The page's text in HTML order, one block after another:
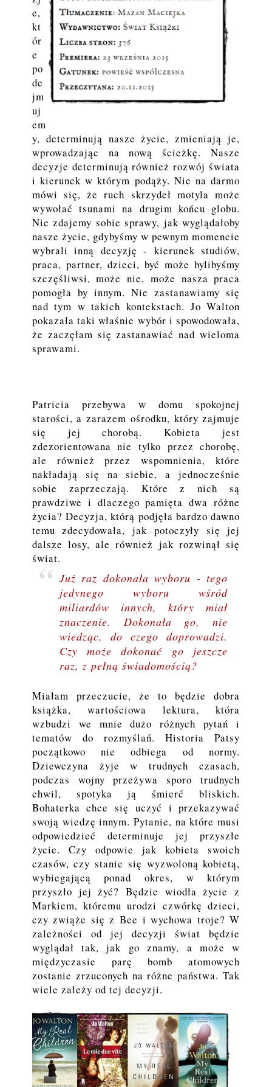
e,
kt
ór
e
po
de
jm
uj
em
y, determinują nasze życie, zmieniają je,
wprowadzając na nową ścieżkę. Nasze
decyzje determinują również rozwój świata
i kierunek w którym podąży. Nie na darmo
mówi się, że ruch skrzydeł motyla może
wywołać tsunami na drugim końcu globu.
Nie zdajemy sobie sprawy, jak wyglądałoby
nasze życie, gdybyśmy w pewnym momencie
wybrali inną decyzję - kierunek studiów,
praca, partner, dzieci, być może bylibyśmy
szczęśliwsi, może nie, może nasza praca
pomogła by innym. Nie zastanawiamy się
nad tym w takich kontekstach. Jo Walton
pokazała taki właśnie wybór i spowodowała,
że zaczęłam się zastanawiać nad wieloma
sprawami.
Patricia przebywa w domu spokojnej
starości, a zarazem ośrodku, który zajmuje
się jej chorobą. Kobieta jest
zdezorientowana nie tylko przez chorobę,
ale również przez wspomnienia, które
nakładają się na siebie, a jednocześnie
sobie zaprzeczają. Które z nich są
prawdziwe i dlaczego pamięta dwa różne
życia? Decyzja, którą podjęła bardzo dawno
temu zdecydowała, jak potoczyły się jej
dalsze losy, ale również jak rozwinął się
świat.
Już raz dokonała wyboru - tego
jedynego wyboru wśród
miliardów innych, który miał
znaczenie. Dokonała go, nie
wiedząc, do czego doprowadzi.
Czy może dokonać go jeszcze
raz, z pełną świadomością?
Miałam przeczucie, że to będzie dobra
książka, wartościowa lektura, która
wzbudzi we mnie dużo różnych pytań i
tematów do rozmyślań. Historia Patsy
początkowo nie odbiega od normy.
Dziewczyna żyje w trudnych czasach,
podczas wojny przeżywa sporo trudnych
chwil, spotyka ją śmierć bliskich.
Bohaterka chce się uczyć i przekazywać
swoją wiedzę innym. Pytanie, na które musi
odpowiedzieć determinuje jej przyszłe
życie. Czy odpowie jak kobieta swoich
czasów, czy stanie się wyzwoloną kobietą,
wybiegającą ponad okres, w którym
przyszło jej żyć? Będzie wiodła życie z
Markiem, któremu urodzi czwórkę dzieci,
czy zwiąże się z Bee i wychowa troje? W
zależności od jej decyzji świat będzie
wyglądał tak, jak go znamy, a może w
międzyczasie parę bomb atomowych
zostanie zrzuconych na różne państwa. Tak
wiele zależy od tej decyzji.